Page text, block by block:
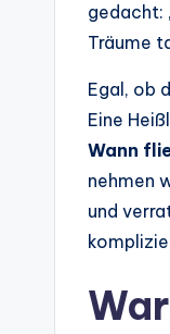
gedacht:
Träume
Egal, ob
Eine
Wann
nehmen
und